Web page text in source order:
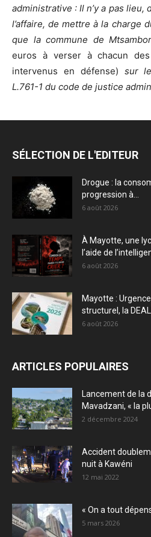
administrative : Il n’y a pas lieu,
l’affaire, de mettre à la charge
que la commune de
euros à verser à chacun
intervenus en défense) sur
L.761-1 du code de justice
SÉLECTION DE L'EDITEUR
Drogue : la
progression à...
6 août 2026
À Mayotte, une
l’aide de
6 août 2026
Mayotte :
structurel, la
6 août 2026
ARTICLES POPULAIRES
Lancement de la
Mavadzani, « la
2 décembre 2024
Accident
nuit à Kawéni
12 mai 2022
« On a tout
5 mars 2026